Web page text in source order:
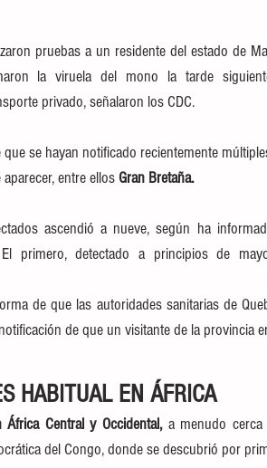
pruebas a un residente del estado de
la viruela del mono la tarde
privado, señalaron los CDC.
se hayan notificado recientemente
entre ellos Gran Bretaña.
ascendió a nueve, según ha
primero, detectado a principios de
de que las autoridades sanitarias de
de que un visitante de la provincia
HABITUAL EN ÁFRICA
África Central y Occidental, a menudo cerca
del Congo, donde se descubrió por